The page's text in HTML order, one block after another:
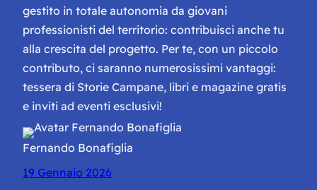
gestito in totale autonomia da giovani
professionisti del territorio: contribuisci anche tu
alla crescita del progetto. Per te, con un piccolo
contributo, ci saranno numerosissimi vantaggi:
tessera di Storie Campane, libri e magazine gratis
e inviti ad eventi esclusivi!
Fernando Bonafiglia
19 Gennaio 2026